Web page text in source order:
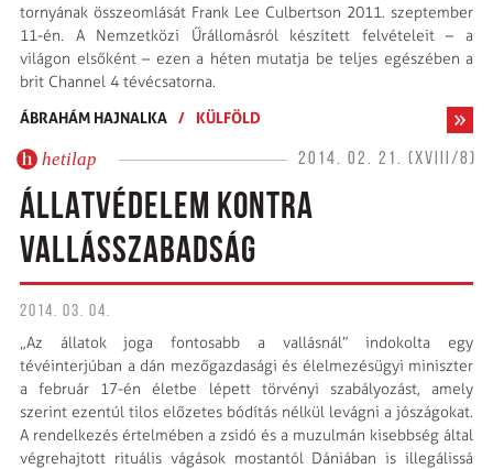
tornyának összeomlását Frank Lee Culbertson 2011. szeptember
11-én. A Nemzetközi Űrállomásról készített felvételeit – a
világon elsőként – ezen a héten mutatja be teljes egészében a
brit Channel 4 tévécsatorna.
ÁBRAHÁM HAJNALKA / KÜLFÖLD
hetilap 2014. 02. 21. (XVIII/8)
ÁLLATVÉDELEM KONTRA
VALLÁSSZABADSÁG
2014. 03. 04.
„Az állatok joga fontosabb a vallásnál” indokolta egy
tévéinterjúban a dán mezőgazdasági és élelmezésügyi miniszter
a február 17-én életbe lépett törvényi szabályozást, amely
szerint ezentúl tilos előzetes bódítás nélkül levágni a jószágokat.
A rendelkezés értelmében a zsidó és a muzulmán kisebbség által
végrehajtott rituális vágások mostantól Dániában is illegálissá